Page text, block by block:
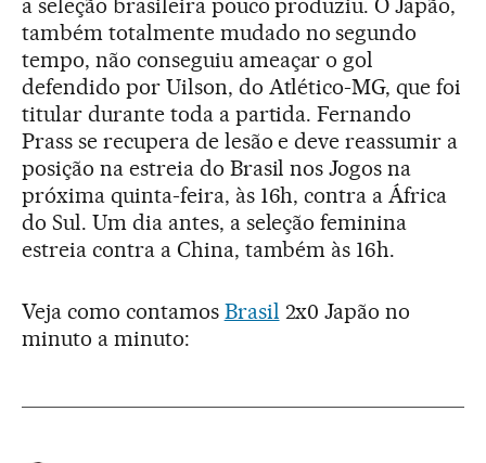
também totalmente mudado no segundo
tempo, não conseguiu ameaçar o gol
defendido por Uilson, do Atlético-MG, que foi
titular durante toda a partida. Fernando
Prass se recupera de lesão e deve reassumir a
posição na estreia do Brasil nos Jogos na
próxima quinta-feira, às 16h, contra a África
do Sul. Um dia antes, a seleção feminina
estreia contra a China, também às 16h.
Veja como contamos Brasil 2x0 Japão no
minuto a minuto: